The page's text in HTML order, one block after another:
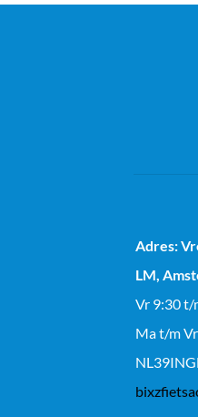
Adres:
LM,
Vr 9:30
Ma t/m